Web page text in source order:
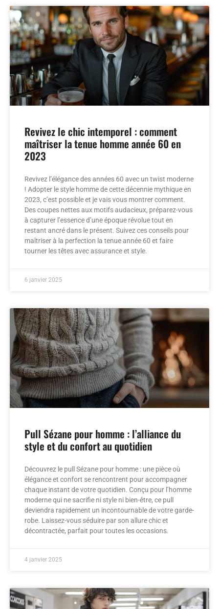
Revivez le chic intemporel : comment
maîtriser la tenue homme année 60 en
2023
Revivez l’élégance des années 60 avec un twist moderne
! Adopter le style homme de cette décennie mythique en
2023, c’est possible et je vais vous montrer comment.
Des coupes nettes aux motifs audacieux, préparez-vous
à capturer l’essence d’une époque révolue tout en
restant ancré dans le présent. Suivez ces conseils pour
maîtriser à la perfection la tenue année 60 et faire
tourner les têtes avec assurance et style.
6 janvier 2025
Pull Sézane pour homme : l’alliance du
style et du confort au quotidien
Découvrez le pull Sézane pour homme : une pièce où
élégance et confort se rencontrent pour accompagner
chaque instant de votre quotidien. Conçu pour l’homme
moderne qui ne sacrifie ni style ni bien-être, ce pull
deviendra rapidement un incontournable de votre garde-
robe. Laissez-vous séduire par son allure chic et
décontractée, parfait pour toutes les occasions.
4 janvier 2025